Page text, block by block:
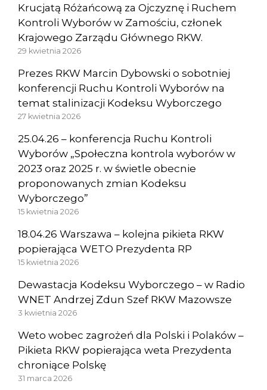
Krucjatą Różańcową za Ojczyznę i Ruchem
Kontroli Wyborów w Zamościu, członek
Krajowego Zarządu Głównego RKW.
29 kwietnia 2026
Prezes RKW Marcin Dybowski o sobotniej
konferencji Ruchu Kontroli Wyborów na
temat stalinizacji Kodeksu Wyborczego
27 kwietnia 2026
25.04.26 – konferencja Ruchu Kontroli
Wyborów „Społeczna kontrola wyborów w
2023 oraz 2025 r. w świetle obecnie
proponowanych zmian Kodeksu
Wyborczego”
15 kwietnia 2026
18.04.26 Warszawa – kolejna pikieta RKW
popierająca WETO Prezydenta RP
15 kwietnia 2026
Dewastacja Kodeksu Wyborczego – w Radio
WNET Andrzej Zdun Szef RKW Mazowsze
3 kwietnia 2026
Weto wobec zagrożeń dla Polski i Polaków –
Pikieta RKW popierająca weta Prezydenta
chroniące Polskę
31 marca 2026